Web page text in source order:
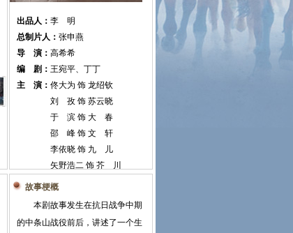
出品人： 李 明
总制片人： 张申燕
导 演： 高希希
编 剧： 王宛平、丁丁
主 演： 佟大为 饰 龙绍钦
刘 孜 饰 苏云晓
于 滨 饰 大 春
邵 峰 饰 文 轩
李依晓 饰 九 儿
矢野浩二 饰 芥 川
毛 孩 饰 石 头
故事梗概
本剧故事发生在抗日战争中期
的中条山战役前后，讲述了一个生